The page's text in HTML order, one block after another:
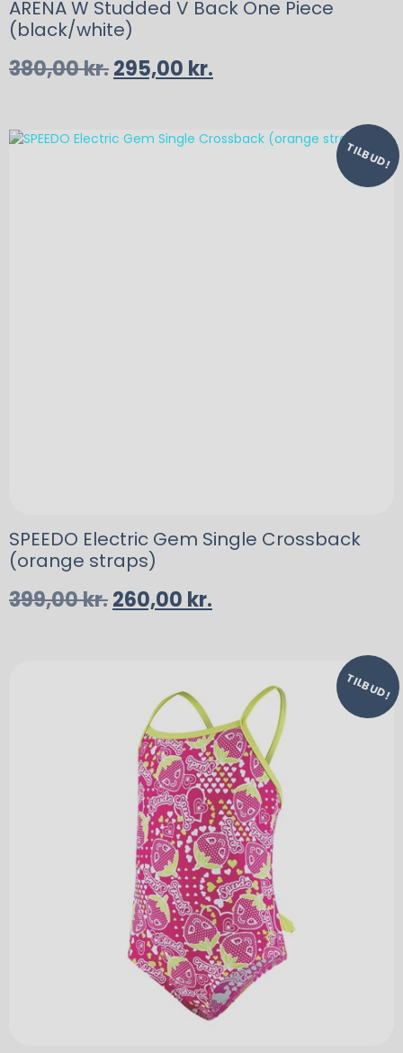
ARENA W Studded V Back One Piece
(black/white)
380,00kr.295,00 kr.
TILBUD!
SPEEDO Electric Gem Single Crossback
(orange straps)
399,00kr.260,00 kr.
TILBUD!